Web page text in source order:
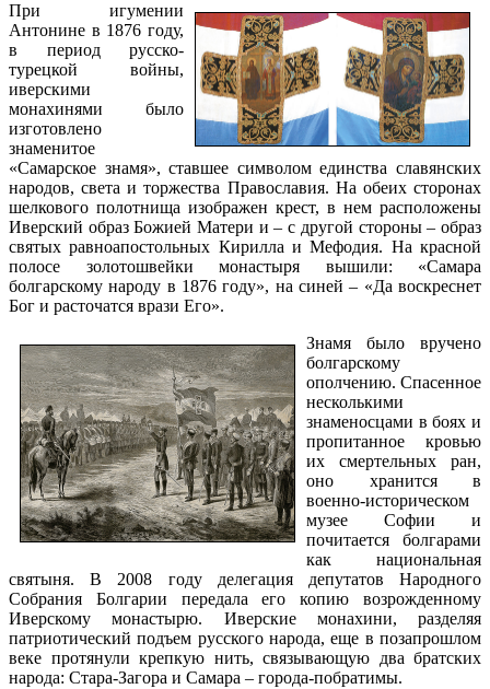
При игумении
Антонине в 1876 году,
в период русско-
турецкой войны,
иверскими
монахинями было
изготовлено
знаменитое
«Самарское знамя», ставшее символом единства славянских
народов, света и торжества Православия. На обеих сторонах
шелкового полотнища изображен крест, в нем расположены
Иверский образ Божией Матери и – с другой стороны – образ
святых равноапостольных Кирилла и Мефодия. На красной
полосе золотошвейки монастыря вышили: «Самара
болгарскому народу в 1876 году», на синей – «Да воскреснет
Бог и расточатся врази Его».
Знамя было вручено
болгарскому
ополчению. Спасенное
несколькими
знаменосцами в боях и
пропитанное кровью
их смертельных ран,
оно хранится в
военно-историческом
музее Софии и
почитается болгарами
как национальная
святыня. В 2008 году делегация депутатов Народного
Собрания Болгарии передала его копию возрожденному
Иверскому монастырю. Иверские монахини, разделяя
патриотический подъем русского народа, еще в позапрошлом
веке протянули крепкую нить, связывающую два братских
народа: Стара-Загора и Самара – города-побратимы.